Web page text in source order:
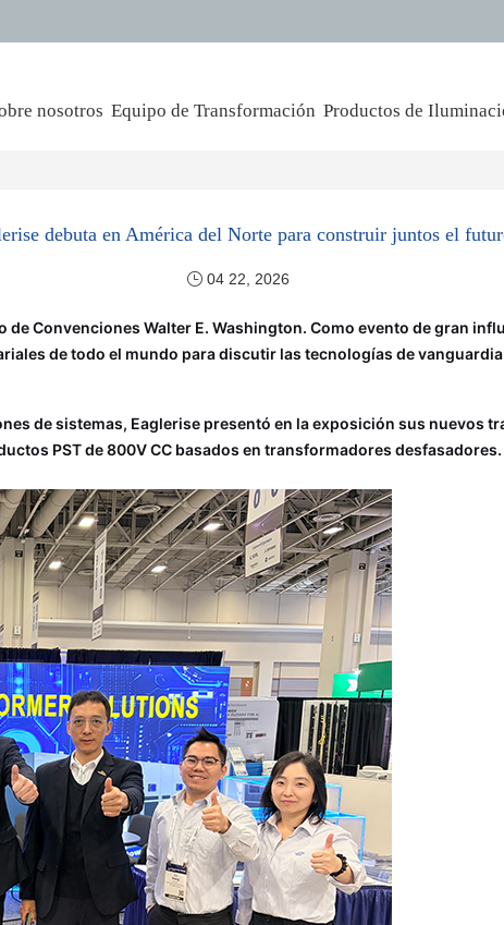
nosotros Equipo de Transformación Productos de
debuta en América del Norte para construir juntos el
04 22, 2026
de Convenciones Walter E. Washington. Como evento de gran
de todo el mundo para discutir las tecnologías de
de sistemas, Eaglerise presentó en la exposición sus nuevos
PST de 800V CC basados en transformadores